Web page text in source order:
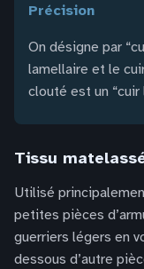
précision
On désigne par
lamellaire et le
clouté est un “cuir
Tissu
Utilisé
petites pièces
guerriers légers en
dessous d’autre